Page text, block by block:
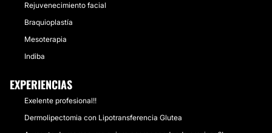
Rejuvenecimiento facial
Braquioplastía
Mesoterapia
Indiba
EXPERIENCIAS
Exelente profesional!!
Dermolipectomia con Lipotransferencia Glutea